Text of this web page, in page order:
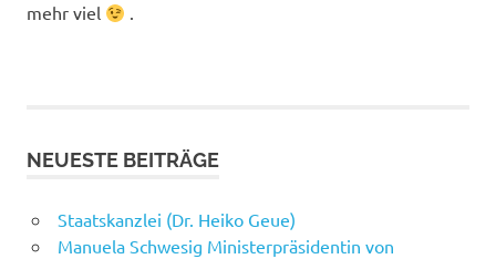
mehr viel
.
NEUESTE BEITRÄGE
Staatskanzlei (Dr. Heiko Geue)
Manuela Schwesig Ministerpräsidentin von